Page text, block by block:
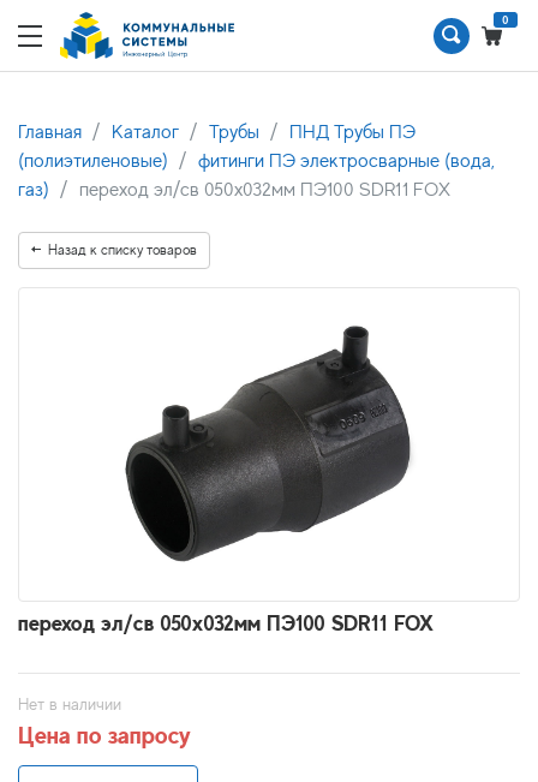
0
Главная Каталог Трубы
ПНД Трубы ПЭ
(полиэтиленовые)
фитинги ПЭ электросварные (вода,
газ)
переход эл/св 050х032мм ПЭ100 SDR11 FOX
Назад к списку товаров
переход эл/св 050х032мм ПЭ100 SDR11 FOX
Нет в наличии
Цена по запросу